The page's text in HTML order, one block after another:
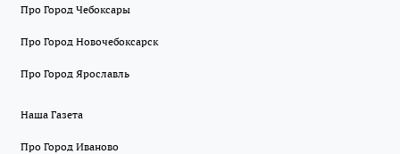
Про Город Чебоксары
Про Город Новочебоксарск
Про Город Ярославль
Наша Газета
Про Город Иваново